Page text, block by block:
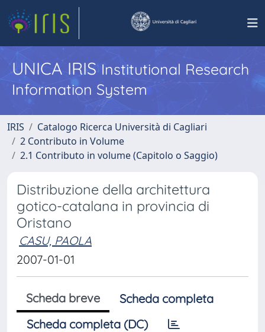
UNICA IRISInstitutional Research
Information System
IRIS
Catalogo Ricerca Università di Cagliari
2 Contributo in Volume
2.1 Contributo in volume (Capitolo o Saggio)
Distribuzione della architettura
gotico-catalana in provincia di
Oristano
CASU, PAOLA
2007-01-01
Scheda breve
Scheda completa
Scheda completa (DC)